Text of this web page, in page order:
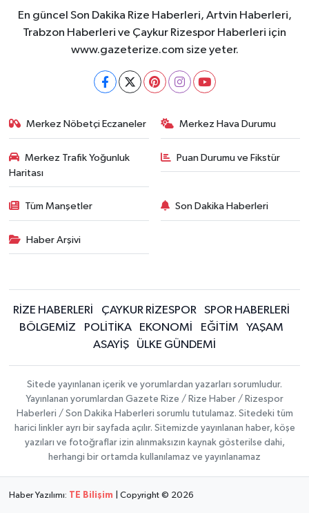
En güncel Son Dakika Rize Haberleri, Artvin Haberleri,
Trabzon Haberleri ve Çaykur Rizespor Haberleri için
www.gazeterize.com size yeter.
Merkez Nöbetçi Eczaneler Merkez Hava Durumu
Merkez Trafik Yoğunluk
Haritası
Puan Durumu ve Fikstür
Tüm Manşetler Son Dakika Haberleri
Haber Arşivi
RİZE HABERLERİ ÇAYKUR RİZESPOR
SPOR HABERLERİ
BÖLGEMİZ
POLİTİKA EKONOMİ EĞİTİM
YAŞAM
ASAYİŞ
ÜLKE GÜNDEMİ
Sitede yayınlanan içerik ve yorumlardan yazarları sorumludur.
Yayınlanan yorumlardan Gazete Rize / Rize Haber / Rizespor
Haberleri / Son Dakika Haberleri sorumlu tutulamaz. Sitedeki tüm
harici linkler ayrı bir sayfada açılır. Sitemizde yayınlanan haber, köşe
yazıları ve fotoğraflar izin alınmaksızın kaynak gösterilse dahi,
herhangi bir ortamda kullanılamaz ve yayınlanamaz
Haber Yazılımı: TE Bilişim | Copyright © 2026